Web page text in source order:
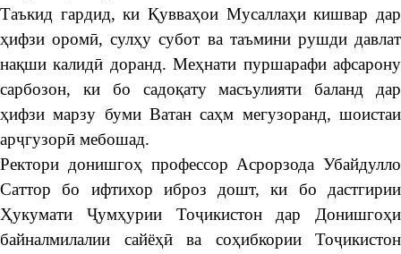
Таъкид гардид, ки Қувваҳои Мусаллаҳи кишвар дар
ҳифзи оромӣ, сулҳу субот ва таъмини рушди давлат
нақши калидӣ доранд. Меҳнати пуршарафи афсарону
сарбозон, ки бо садоқату масъулияти баланд дар
ҳифзи марзу буми Ватан саҳм мегузоранд, шоистаи
арҷгузорӣ мебошад.
Ректори донишгоҳ профессор Асрорзода Убайдулло
Саттор бо ифтихор иброз дошт, ки бо дастгирии
Ҳукумати Ҷумҳурии Тоҷикистон дар Донишгоҳи
байналмилалии сайёҳӣ ва соҳибкории Тоҷикистон